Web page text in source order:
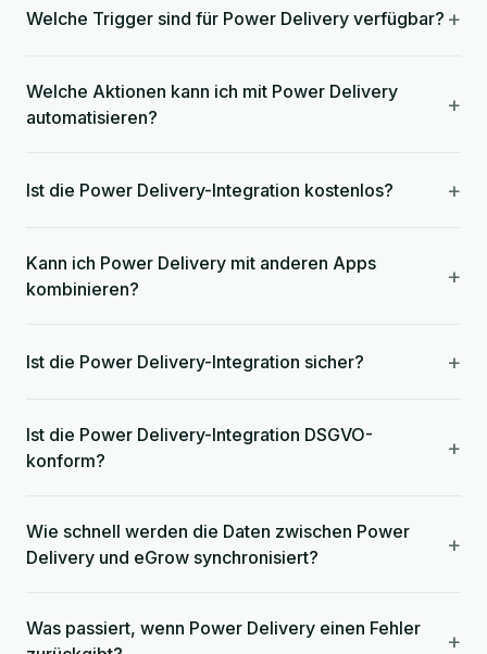
Welche Trigger sind für Power Delivery verfügbar? +
Welche Aktionen kann ich mit Power Delivery
automatisieren?
+
Ist die Power Delivery-Integration kostenlos? +
Kann ich Power Delivery mit anderen Apps
kombinieren?
+
Ist die Power Delivery-Integration sicher? +
Ist die Power Delivery-Integration DSGVO-
konform?
+
Wie schnell werden die Daten zwischen Power
Delivery und eGrow synchronisiert?
+
Was passiert, wenn Power Delivery einen Fehler
+